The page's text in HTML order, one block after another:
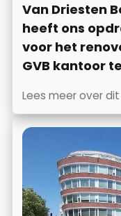
Van Driesten
heeft ons
voor het
GVB kantoor
Lees meer over